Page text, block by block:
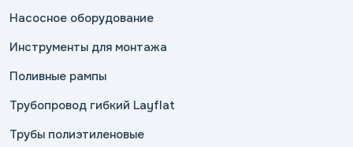
Насосное оборудование
Инструменты для монтажа
Поливные рампы
Трубопровод гибкий Layflat
Трубы полиэтиленовые